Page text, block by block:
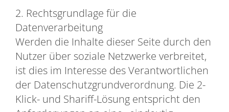
2. Rechtsgrundlage für die
Datenverarbeitung
Werden die Inhalte dieser Seite durch den
Nutzer über soziale Netzwerke verbreitet,
ist dies im Interesse des Verantwortlichen
der Datenschutzgrundverordnung. Die 2-
Klick- und Shariff-Lösung entspricht den